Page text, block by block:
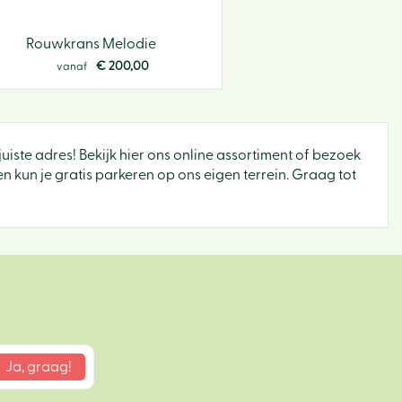
Rouwkrans Melodie
vanaf € 200,00
adres! Bekijk hier ons online assortiment of bezoek
kun je gratis parkeren op ons eigen terrein. Graag tot